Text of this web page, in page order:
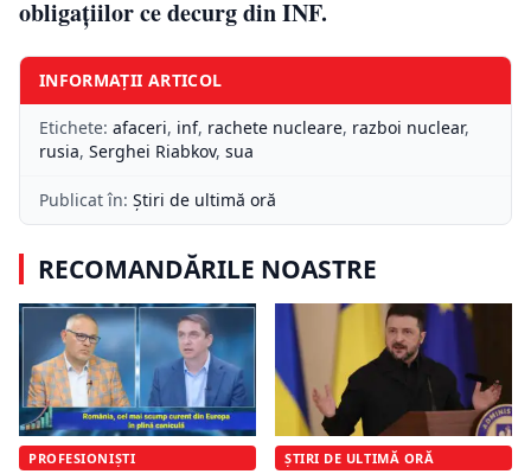
obligaţiilor ce decurg din INF.
INFORMAȚII ARTICOL
Etichete: afaceri, inf, rachete nucleare, razboi nuclear,
rusia, Serghei Riabkov, sua
Publicat în: Știri de ultimă oră
RECOMANDĂRILE NOASTRE
PROFESIONIȘTI ȘTIRI DE ULTIMĂ ORĂ